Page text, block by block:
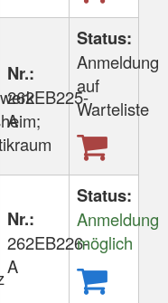
Nr.:
262EB225-
A
Status:
Anmeldung
auf
Warteliste
Nr.:
262EB226-
A
Status:
Anmeldung
möglich